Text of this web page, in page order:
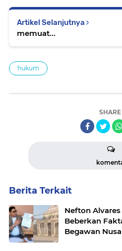
Artikel Selanjutnya
memuat...
hukum
SHARE
Berita Terkait
Nefton Alvares
Beberkan
Begawan